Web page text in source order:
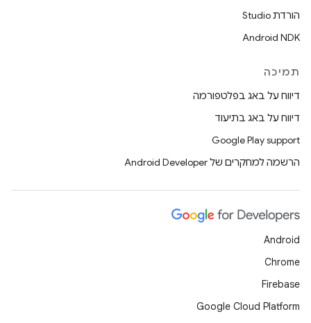
הורדת Studio
Android NDK
תמיכה
דיווח על באג בפלטפורמה
דיווח על באג בתיעוד
Google Play support
הרשמה למחקרים של Android Developer
Android
Chrome
Firebase
Google Cloud Platform